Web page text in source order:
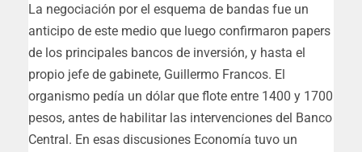
La negociación por el esquema de bandas fue un
anticipo de este medio que luego confirmaron papers
de los principales bancos de inversión, y hasta el
propio jefe de gabinete, Guillermo Francos. El
organismo pedía un dólar que flote entre 1400 y 1700
pesos, antes de habilitar las intervenciones del Banco
Central. En esas discusiones Economía tuvo un